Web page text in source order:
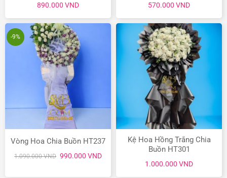
890.000 VND 570.000 VND
-9%
Vòng Hoa Chia Buồn HT237
1.090.000VND Giá
990.000 VNDGiá
Kệ Hoa Hồng Trắng Chia
Buồn HT301
1.000.000 VND